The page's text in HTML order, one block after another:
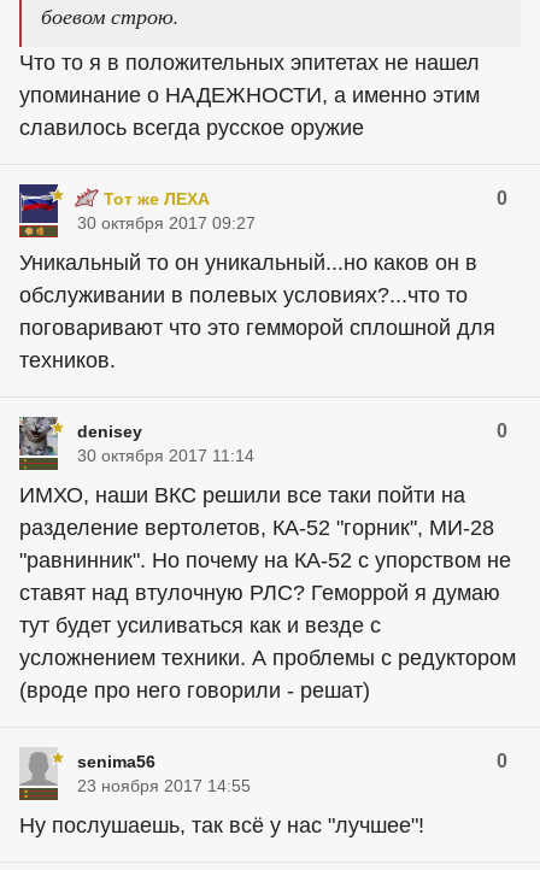
боевом строю.
Что то я в положительных эпитетах не нашел
упоминание о НАДЕЖНОСТИ, а именно этим
славилось всегда русское оружие
Тот же ЛЕХА 0
30 октября 2017 09:27
Уникальный то он уникальный...но каков он в
обслуживании в полевых условиях?...что то
поговаривают что это гемморой сплошной для
техников.
denisey 0
30 октября 2017 11:14
ИМХО, наши ВКС решили все таки пойти на
разделение вертолетов, КА-52 "горник", МИ-28
"равнинник". Но почему на КА-52 с упорством не
ставят над втулочную РЛС? Геморрой я думаю
тут будет усиливаться как и везде с
усложнением техники. А проблемы с редуктором
(вроде про него говорили - решат)
senima56 0
23 ноября 2017 14:55
Ну послушаешь, так всё у нас "лучшее"!